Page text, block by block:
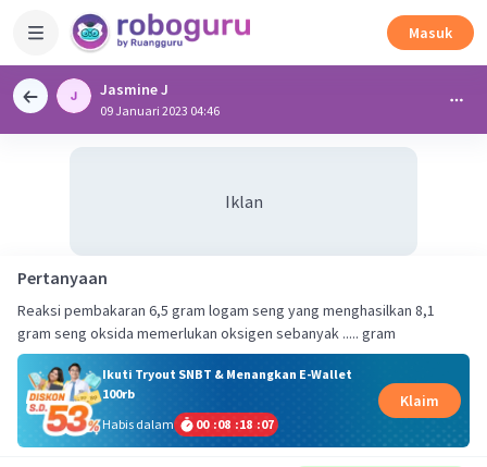
Masuk
Jasmine J
09 Januari 2023 04:46
Iklan
Pertanyaan
Reaksi pembakaran 6,5 gram logam seng yang menghasilkan 8,1
gram seng oksida memerlukan oksigen sebanyak ..... gram
Ikuti Tryout SNBT & Menangkan E-Wallet
100rb
Habis dalam
00 :08 :18 :07
Klaim